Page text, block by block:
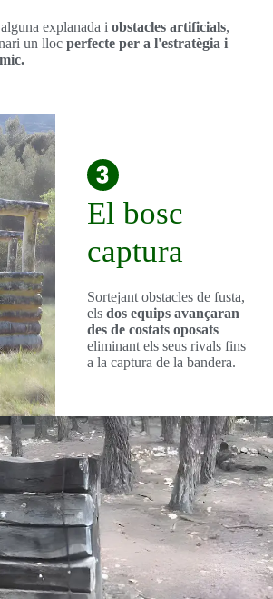
explanada i obstacles artificials,
un lloc perfecte per a l'estratègia i
El bosc
captura
Sortejant obstacles de fusta,
els dos equips avançaran
des de costats oposats
eliminant els seus rivals fins
a la captura de la bandera.